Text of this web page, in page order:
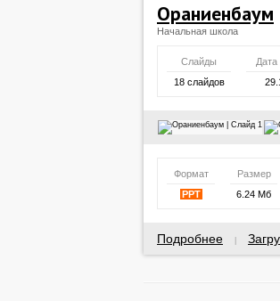
Ораниенбаум
Начальная школа
Слайды
Дата
18 слайдов
Формат
Размер
PPT
6.24 Мб
Подробнее